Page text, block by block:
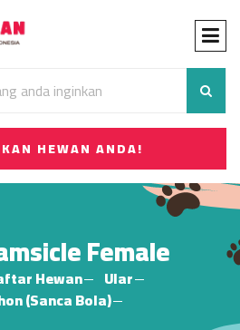
HEWAN ANDA!
Female
Hewan
Ular
(Sanca Bola)